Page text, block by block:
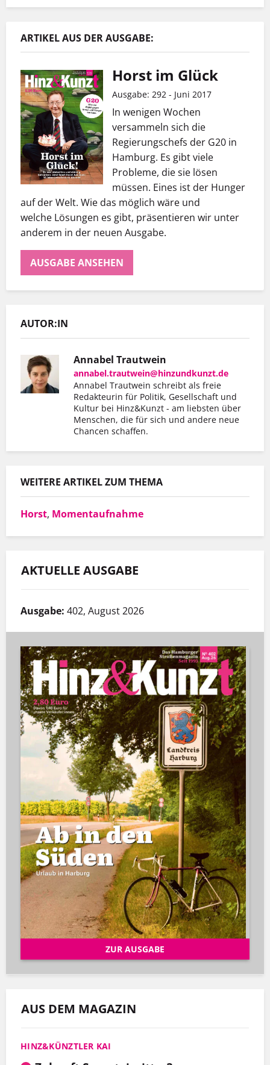
ARTIKEL AUS DER AUSGABE:
Horst im Glück
Ausgabe: 292 - Juni 2017
In wenigen Wochen
versammeln sich die
Regierungschefs der G20 in
Hamburg. Es gibt viele
Probleme, die sie lösen
müssen. Eines ist der Hunger
auf der Welt. Wie das möglich wäre und
welche Lösungen es gibt, präsentieren wir unter
anderem in der neuen Ausgabe.
AUSGABE ANSEHEN
AUTOR:IN
Annabel Trautwein
annabel.trautwein@hinzundkunzt.de
Annabel Trautwein schreibt als freie
Redakteurin für Politik, Gesellschaft und
Kultur bei Hinz&Kunzt - am liebsten über
Menschen, die für sich und andere neue
Chancen schaffen.
WEITERE ARTIKEL ZUM THEMA
Horst, Momentaufnahme
AKTUELLE AUSGABE
Ausgabe: 402, August 2026
ZUR AUSGABE
AUS DEM MAGAZIN
HINZ&KÜNZTLER KAI